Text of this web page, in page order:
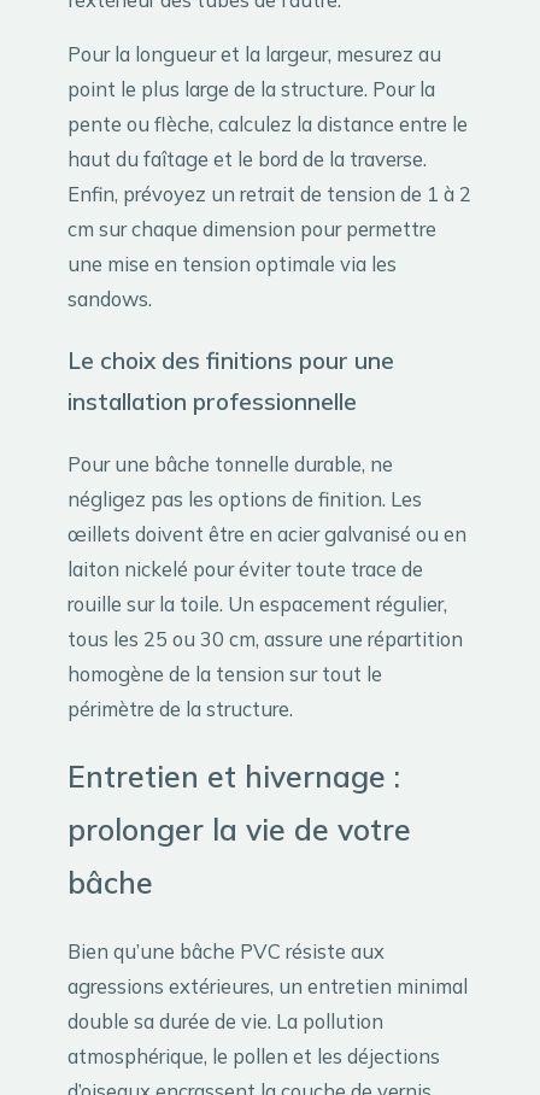
Pour la longueur et la largeur, mesurez au
point le plus large de la structure. Pour la
pente ou flèche, calculez la distance entre le
haut du faîtage et le bord de la traverse.
Enfin, prévoyez un retrait de tension de 1 à 2
cm sur chaque dimension pour permettre
une mise en tension optimale via les
sandows.
Le choix des finitions pour une
installation professionnelle
Pour une bâche tonnelle durable, ne
négligez pas les options de finition. Les
œillets doivent être en acier galvanisé ou en
laiton nickelé pour éviter toute trace de
rouille sur la toile. Un espacement régulier,
tous les 25 ou 30 cm, assure une répartition
homogène de la tension sur tout le
périmètre de la structure.
Entretien et hivernage :
prolonger la vie de votre
bâche
Bien qu’une bâche PVC résiste aux
agressions extérieures, un entretien minimal
double sa durée de vie. La pollution
atmosphérique, le pollen et les déjections